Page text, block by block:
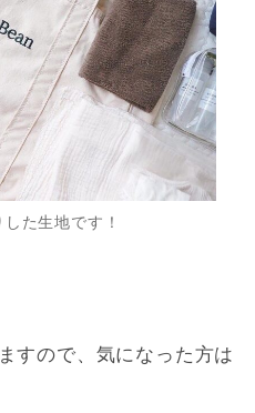
た生地です！
すので、気になった方は